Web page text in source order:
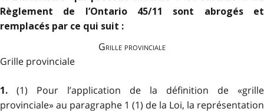
Règlement de l’Ontario 45/11 sont abrogés et
remplacés par ce qui suit :
Grille provinciale
Grille provinciale
1. (1) Pour l’application de la définition de «grille
provinciale» au paragraphe 1 (1) de la Loi, la représentation